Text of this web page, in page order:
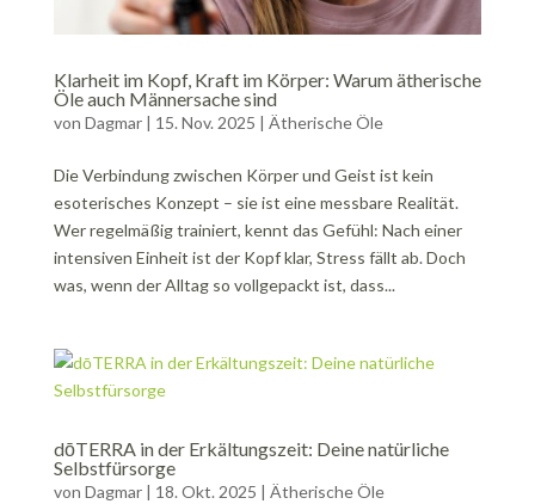
Klarheit im Kopf, Kraft im Körper: Warum ätherische
Öle auch Männersache sind
von Dagmar| 15. Nov. 2025 | Ätherische Öle
Die Verbindung zwischen Körper und Geist ist kein
esoterisches Konzept – sie ist eine messbare Realität.
Wer regelmäßig trainiert, kennt das Gefühl: Nach einer
intensiven Einheit ist der Kopf klar, Stress fällt ab. Doch
was, wenn der Alltag so vollgepackt ist, dass...
dōTERRA in der Erkältungszeit: Deine natürliche
Selbstfürsorge
von Dagmar| 18. Okt. 2025 | Ätherische Öle